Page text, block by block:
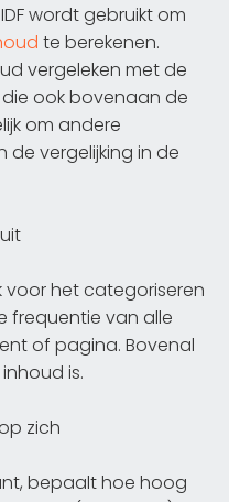
wordt gebruikt om
te berekenen.
vergeleken met de
ook bovenaan de
om andere
vergelijking in de
voor het categoriseren
frequentie van alle
of pagina. Bovenal
is.
zich
bepaalt hoe hoog